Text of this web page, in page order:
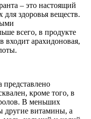
– это настоящий
здоровья веществ.
всего, в продукте
входит арахидоновая,
представлено
кроме того, в
В меньших
другие витамины, а